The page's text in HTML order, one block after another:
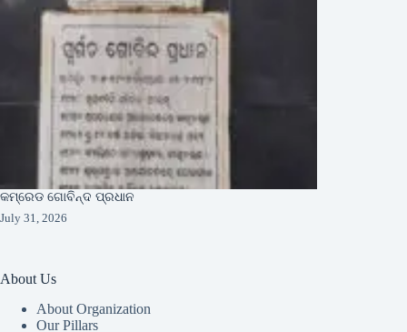
କମ୍ରେଡ ଗୋବିନ୍ଦ ପ୍ରଧାନ
July 31, 2026
About Us
About Organization
Our Pillars